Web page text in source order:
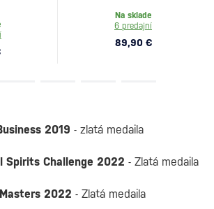
Na sklade
6 predajní
89,90 €
2019 - zlatá medaila
Spirits Challenge 2022 - Zlatá medaila
2022 - Zlatá medaila